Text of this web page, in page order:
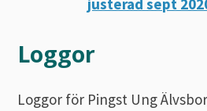
justerad sept
Loggor
Loggor för Pingst Ung